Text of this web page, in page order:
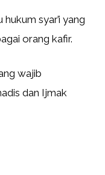
hukum syar’i yang
orang kafir.
wajib
dan Ijmak